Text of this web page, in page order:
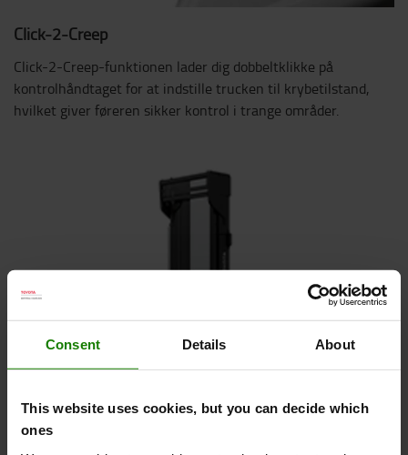
Consent Details About
This website uses cookies, but you can decide which
ones
Click-2-Creep
Click-2-Creep-funktionen lader dig dobbeltklikke på
kontrolhåndtaget for at indstille trucken til krybetilstand,
hvilket giver føreren sikker kontrol i trange områder.